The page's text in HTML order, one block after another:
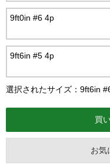
9ft0in #6 4p
9ft6in #5 4p
選択されたサイズ：9ft6in
お気